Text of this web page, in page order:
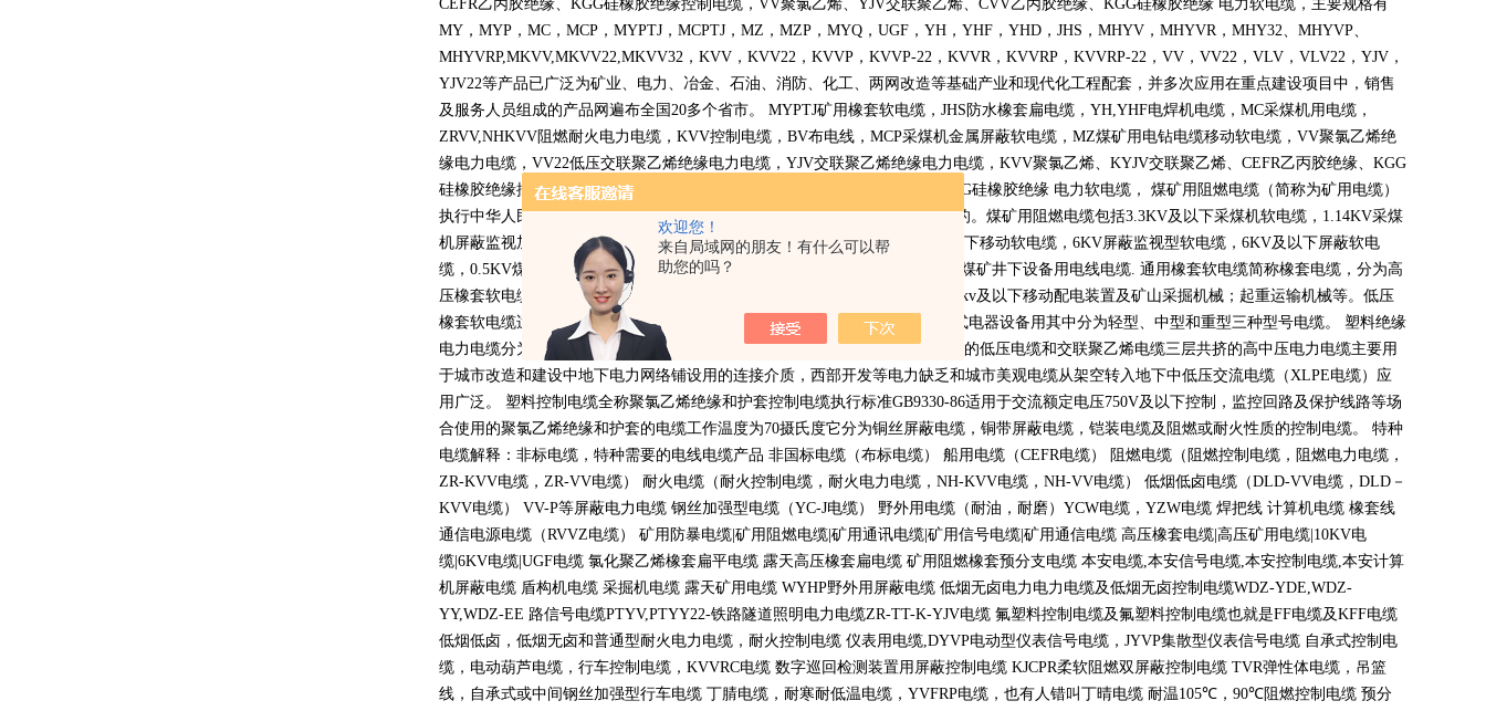
欢迎您！
来自局域网的朋友！有什么可以帮
助您的吗？
CEFR乙丙胶绝缘、 KGG硅橡胶绝缘控制电缆， VV聚氯乙烯、 YJV交联聚乙烯、 CVV乙丙胶绝缘、 KGG硅橡胶绝缘 电力软电缆，主要规格有
MY ， MYP ， MC ， MCP ， MYPTJ ， MCPTJ ， MZ ， MZP ， MYQ ， UGF ， YH ， YHF ， YHD ， JHS ， MHYV ， MHYVR， MHY32、 MHYVP、
MHYVRP,MKVV,MKVV22,MKVV32 ， KVV ， KVV22 ， KVVP ， KVVP-22 ， KVVR， KVVRP ， KVVRP-22 ， VV ， VV22 ， VLV ， VLV22 ， YJV ，
YJV22等产品已广泛为矿业、电力、冶金、石油、消防、化工、两网改造等基础产业和现代化工程配套，并多次应用在重点建设项目中，销售
及服务人员组成的产品网遍布全国 20多个省市。 MYPTJ矿用橡套软电缆， JHS 防水橡套扁电缆， YH,YHF电焊机电缆， MC采煤机用电缆，
ZRVV,NHKVV阻燃耐火电力电缆， KVV控制电缆， BV布电线， MCP采煤机金属屏蔽软电缆， MZ煤矿用电钻电缆移动软电缆， VV聚氯乙烯绝
缘电力电缆， VV22低压交联聚乙烯绝缘电力电缆， YJV交联聚乙烯绝缘电力电缆， KVV聚氯乙烯、 KYJV交联聚乙烯、 CEFR乙丙胶绝缘、 KGG
硅橡胶绝缘控制电缆，VV聚氯乙烯、 KGG硅橡胶绝缘 电力软电缆， 煤矿用阻燃电缆（简称为矿用电缆）
执行中华人民共和国煤炭行业标准MT818-1999本标准是国家煤炭工业局发布的。煤矿用阻燃电缆包括3.3KV及以下采煤机软电缆， 1.14KV采煤
机屏蔽监视加强型软电缆，3.3KV及以下采煤机金属屏蔽软电缆，1.14KV 及以下移动软电缆， 6KV屏蔽监视型软电缆， 6KV及以下屏蔽软电
缆， 0.5KV煤矿用电钻电缆，煤矿用移动轻型软电缆等多种型号规格的适用于煤矿井下设备用电线电缆. 通用橡套软电缆简称橡套电缆，分为高
压橡套软电缆和
通用橡套软电缆。高压橡套软电缆用途：交流额定电压 6kv及以下移动配电装置及矿山采掘机械；起重运输机械等。低压
橡套软电缆适用于交流额定电压750V
及以下家用电器、电动工具和各种移动式电器设备用其中分为轻型、中型和重型三种型号电缆。 塑料绝缘
电力电缆分为聚氯乙烯电缆也就是
电缆适用于低压变压器下方连接设备用的低压电缆和交联聚乙烯电缆三层共挤的高中压电力电缆主要用
于城市改造和建设中地下电力网络铺设用的连接介质，西部开发等电力缺乏和城市美观电缆从架空转入地下中低压交流电缆（XLPE电缆）应
用广泛。 塑料控制电缆全称聚氯乙烯绝缘和护套控制电缆执行标准GB9330-86适用于交流额定电压750V及以下控制，监控回路及保护线路等场
合使用的聚氯乙烯绝缘和护套的电缆工作温度为70摄氏度它分为铜丝屏蔽电缆，铜带屏蔽电缆，铠装电缆及阻燃或耐火性质的控制电缆。 特种
电缆解释：非标电缆，特种需要的电线电缆产品 非国标电缆（布标电缆） 船用电缆（CEFR电缆） 阻燃电缆（阻燃控制电缆，阻燃电力电缆，
ZR-KVV电缆， ZR-VV电缆） 耐火电缆（耐火控制电缆，耐火电力电缆， NH-KVV电缆， NH-VV电缆） 低烟低卤电缆（DLD-VV电缆， DLD －
KVV电缆） VV-P等屏蔽电力电缆 钢丝加强型电缆（YC-J电缆） 野外用电缆（耐油，耐磨） YCW电缆， YZW电缆 焊把线 计算机电缆 橡套线
通信电源电缆（RVVZ电缆） 矿用防暴电缆 矿用阻燃电缆 矿用通讯电缆 矿用信号电缆 矿用通信电缆 高压橡套电缆 高压矿用电缆 |10KV电
缆 |6KV电缆 |UGF电缆 氯化聚乙烯橡套扁平电缆 露天高压橡套扁电缆 矿用阻燃橡套预分支电缆 本安电缆,本安信号电缆,本安控制电缆,本安计算
机屏蔽电缆 盾构机电缆 采掘机电缆 露天矿用电缆 WYHP野外用屏蔽电缆 低烟无卤电力电力电缆及低烟无卤控制电缆WDZ-YDE,WDZ-
YY,WDZ-EE 路信号电缆PTYV,PTYY22-铁路隧道照明电力电缆ZR-TT-K-YJV电缆 氟塑料控制电缆及氟塑料控制电缆也就是FF电缆及KFF电缆
低烟低卤，低烟无卤和普通型耐火电力电缆，耐火控制电缆 仪表用电缆,DYVP电动型仪表信号电缆， JYVP集散型仪表信号电缆 自承式控制电
缆，电动葫芦电缆，行车控制电缆， KVVRC电缆 数字巡回检测装置用屏蔽控制电缆 KJCPR柔软阻燃双屏蔽控制电缆 TVR弹性体电缆，吊篮
线，自承式或中间钢丝加强型行车电缆 丁腈电缆，耐寒耐低温电缆， YVFRP电缆，也有人错叫丁晴电缆 耐温105℃ ，90℃阻燃控制电缆 预分